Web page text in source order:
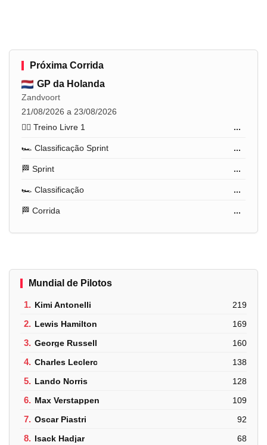
Próxima Corrida
GP da Holanda
Zandvoort
21/08/2026 a 23/08/2026
🏋️‍♂️ Treino Livre 1
...
🏎️ Classificação Sprint ...
🏁 Sprint ...
🏎️ Classificação ...
🏁 Corrida ...
Mundial de Pilotos
1. Kimi Antonelli 219
2. Lewis Hamilton 169
3. George Russell 160
4. Charles Leclerc 138
5. Lando Norris 128
6. Max Verstappen 109
7. Oscar Piastri 92
8. Isack Hadjar 68